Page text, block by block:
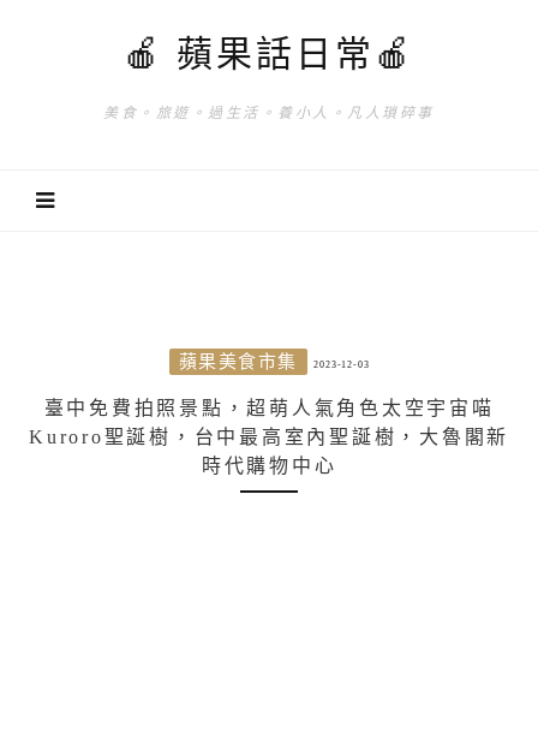
🍎 蘋果話日常🍎
美食。旅遊。過生活。養小人。凡人瑣碎事
蘋果美食市集 2023-12-03
臺中免費拍照景點，超萌人氣角色太空宇宙喵
Kuroro聖誕樹，台中最高室內聖誕樹，大魯閣新
時代購物中心